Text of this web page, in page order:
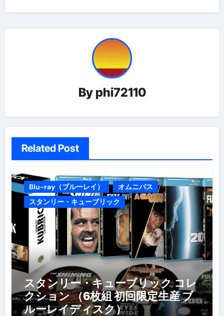
ビ
ゲ
ン
By phi72110
Related Post
Blu-ray（ブルーレイ）
オムニバス
スタンリー・キューブリック
スタンリー・キューブリック コレ
クション （6枚組 初回限定生産 ブ
ルーレイディスク）